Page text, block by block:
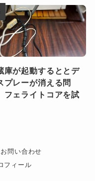
庫が起動するととデ
プレーが消える問
フェライトコアを試
お問い合わせ
フィール